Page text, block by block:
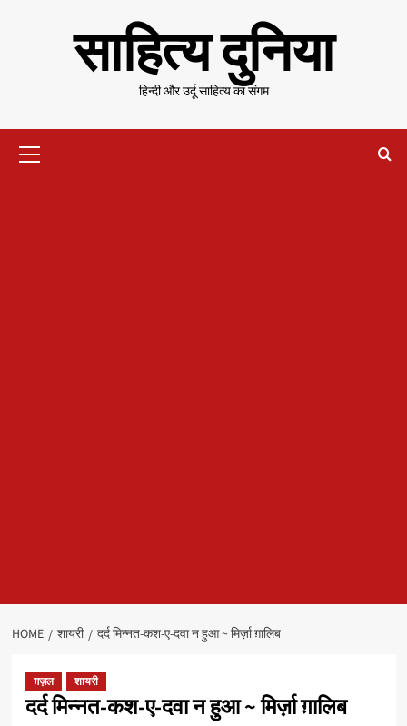
साहित्य दुनिया
हिन्दी और उर्दू साहित्य का संगम
Menu
HOME शायरी दर्द मिन्नत-कश-ए-दवा न हुआ ~ मिर्ज़ा ग़ालिब
ग़ज़ल शायरी
दर्द मिन्नत-कश-ए-दवा न हुआ ~ मिर्ज़ा ग़ालिब